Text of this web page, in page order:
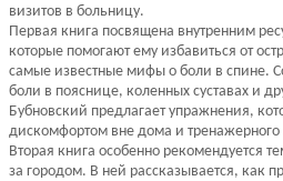
визитов в больницу.
Первая книга посвящена внутренним
которые помогают ему избавиться от
самые известные мифы о боли в спине.
боли в пояснице, коленных суставах и
Бубновский предлагает упражнения,
дискомфортом вне дома и тренажерного
Вторая книга особенно рекомендуется
за городом. В ней рассказывается, как